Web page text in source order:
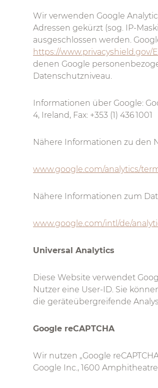
Wir verwenden Google
Adressen gekürzt (sog. IP-
ausgeschlossen werden.
https://www.privacyshield.gov/
denen Google
Datenschutzniveau.
Informationen über Google:
4, Ireland, Fax: +353 (1) 436 1001
Nähere Informationen zu den
www.google.com/analytics/
Nähere Informationen zum
www.google.com/intl/de/
Universal Analytics
Diese Website verwendet
Nutzer eine User-ID. Sie
die geräteübergreifende
Google reCAPTCHA
Wir nutzen „Google
Google Inc., 1600 Amphitheatre